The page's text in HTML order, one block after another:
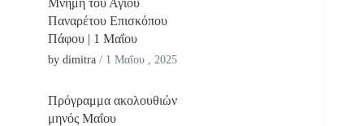
Μνήμη του Αγίου
Παναρέτου Επισκόπου
Πάφου | 1 Μαΐου
by dimitra / 1 Μαΐου , 2025
Πρόγραμμα ακολουθιών
μηνός Μαΐου